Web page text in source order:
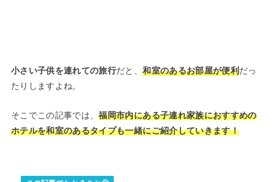
小さい子供を連れての旅行だと、和室のあるお部屋が便利だっ
たりしますよね。
そこでこの記事では、福岡市内にある子連れ家族におすすめの
ホテルを和室のあるタイプも一緒にご紹介していきます！